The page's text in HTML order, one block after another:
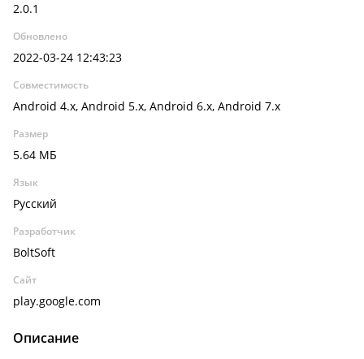
2.0.1
Обновлено
2022-03-24 12:43:23
Совместимость
Android 4.x, Android 5.x, Android 6.x, Android 7.x
Размер
5.64 МБ
Язык
Русский
Разработчик
BoltSoft
Сайт
play.google.com
Описание